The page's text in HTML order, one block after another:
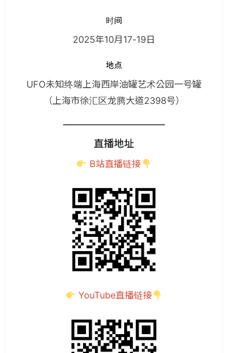
时间
2025年10月17-19日
地点
UFO未知终端上海西岸油罐艺术公园一号罐
（上海市徐汇区龙腾大道2398号）
直播地址
B站直播链接
YouTube直播链接